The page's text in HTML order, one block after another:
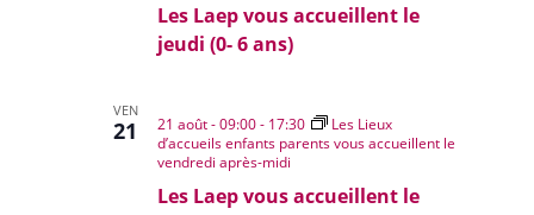
Les Laep vous accueillent le
jeudi (0- 6 ans)
VEN
21
Les Laep vous accueillent le
21 août - 09:00- 17:30
Les Lieux
d’accueils enfants parents vous accueillent le
vendredi après-midi